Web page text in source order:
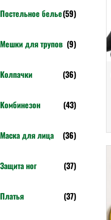
Постельное белье(59)
Мешки для трупов (9)
Колпачки (36)
Комбинезон (43)
Маска для лица (36)
Защита ног (37)
Платья (37)